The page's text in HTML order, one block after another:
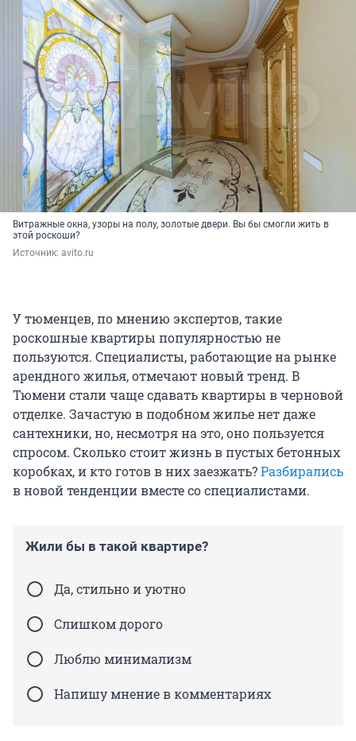
Витражные окна, узоры на полу, золотые двери. Вы бы смогли жить в
этой роскоши?
Источник: avito.ru
У тюменцев, по мнению экспертов, такие
роскошные квартиры популярностью не
пользуются. Специалисты, работающие на рынке
арендного жилья, отмечают новый тренд. В
Тюмени стали чаще сдавать квартиры в черновой
отделке. Зачастую в подобном жилье нет даже
сантехники, но, несмотря на это, оно пользуется
спросом. Сколько стоит жизнь в пустых бетонных
коробках, и кто готов в них заезжать?Разбирались
в новой тенденции вместе со специалистами.
Жили бы в такой квартире?
Да, стильно и уютно
Слишком дорого
Люблю минимализм
Напишу мнение в комментариях